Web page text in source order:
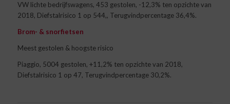
VW lichte bedrijfswagens, 453 gestolen, -12,3% ten opzichte van
2018, Diefstalrisico 1 op 544,, Terugvindpercentage 36,4%.
Brom- & snorfietsen
Meest gestolen & hoogste risico
Piaggio, 5004 gestolen, +11,2% ten opzichte van 2018,
Diefstalrisico 1 op 47, Terugvindpercentage 30,2%.